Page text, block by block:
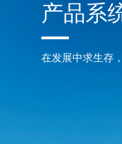
产品系
在发展中求生存